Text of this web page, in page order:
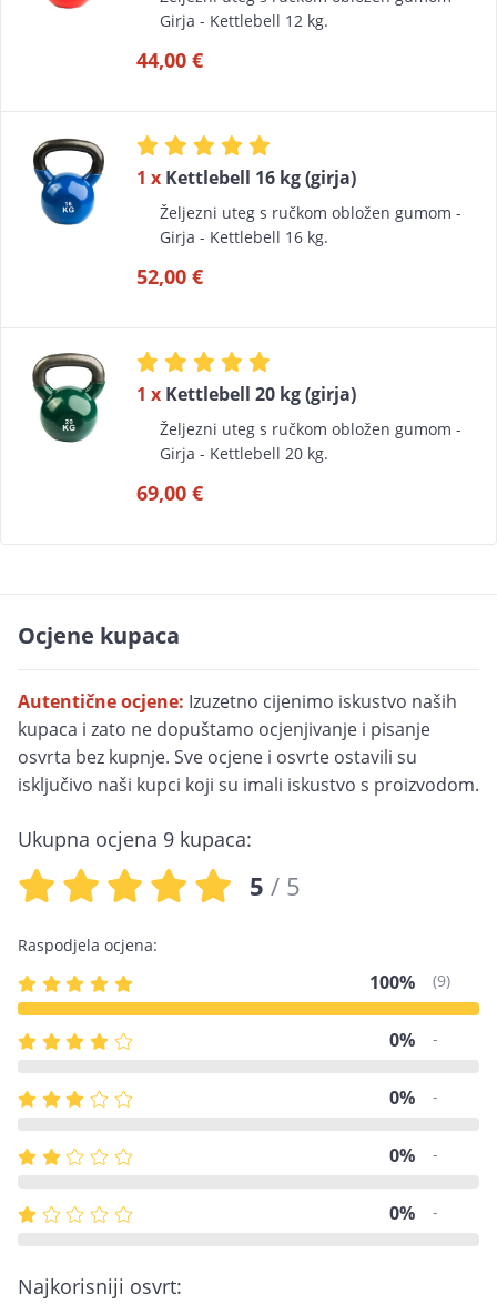
Girja - Kettlebell 12 kg.
44,00 €
1 x Kettlebell 16 kg (girja)
Željezni uteg s ručkom obložen gumom -
Girja - Kettlebell 16 kg.
52,00 €
1 x Kettlebell 20 kg (girja)
Željezni uteg s ručkom obložen gumom -
Girja - Kettlebell 20 kg.
69,00 €
Ocjene kupaca
Autentične ocjene: Izuzetno cijenimo iskustvo naših
kupaca i zato ne dopuštamo ocjenjivanje i pisanje
osvrta bez kupnje. Sve ocjene i osvrte ostavili su
isključivo naši kupci koji su imali iskustvo s proizvodom.
Ukupna ocjena 9 kupaca:
5 / 5
Raspodjela ocjena:
100% (9)
0% -
0% -
0% -
0% -
Najkorisniji osvrt: